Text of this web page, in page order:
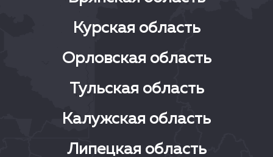
Курская область
Орловская область
Тульская область
Калужская область
Липецкая область